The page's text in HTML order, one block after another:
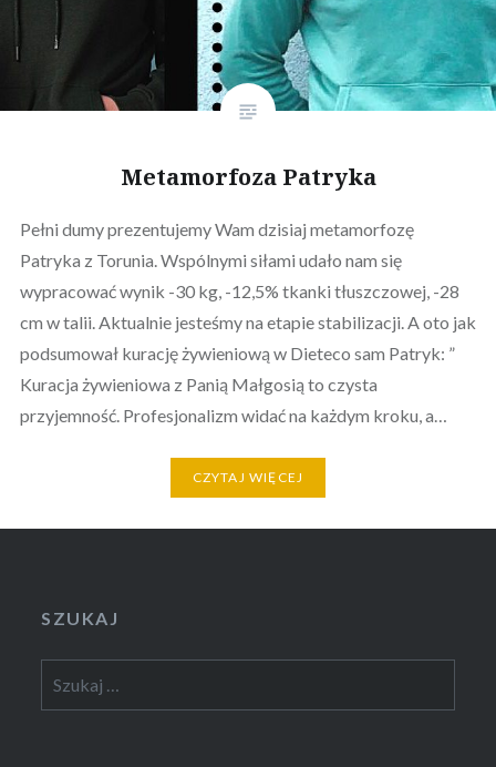
Metamorfoza Patryka
Pełni dumy prezentujemy Wam dzisiaj metamorfozę
Patryka z Torunia. Wspólnymi siłami udało nam się
wypracować wynik -30 kg, -12,5% tkanki tłuszczowej, -28
cm w talii. Aktualnie jesteśmy na etapie stabilizacji. A oto jak
podsumował kurację żywieniową w Dieteco sam Patryk: ”
Kuracja żywieniowa z Panią Małgosią to czysta
przyjemność. Profesjonalizm widać na każdym kroku, a…
CZYTAJ WIĘCEJ
SZUKAJ